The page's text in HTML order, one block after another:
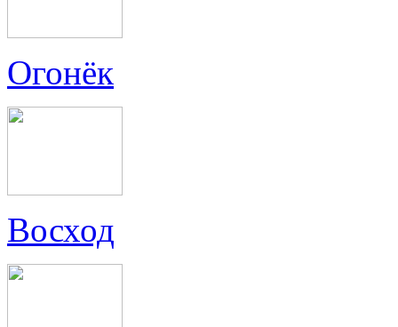
Огонёк
Восход